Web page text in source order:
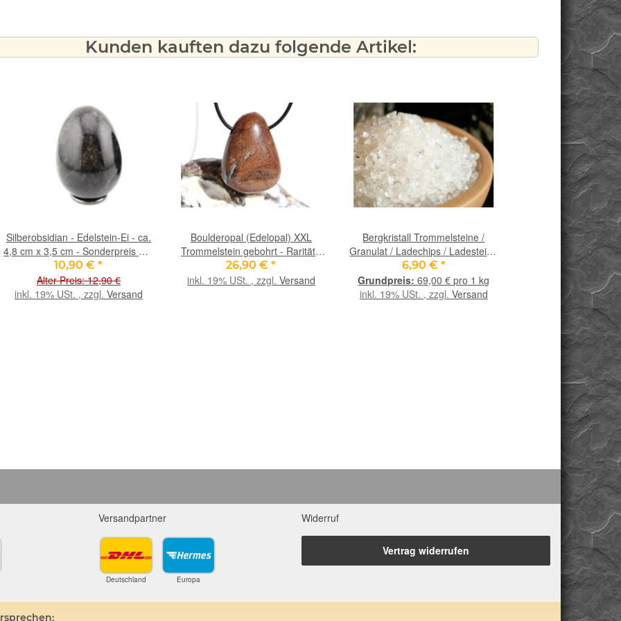
Kunden kauften dazu folgende Artikel:
Silberobsidian - Edelstein-Ei - ca.
4,8 cm x 3,5 cm - Sonderpreis wg.
Makel -
10,90 €*
Alter Preis: 12,90 €
inkl. 19% USt. , zzgl. Versand
Boulderopal (Edelopal) XXL
Trommelstein gebohrt - Rarität -
ca. 4 cm x 3 cm x 1,4 cm
26,90 €*
inkl. 19% USt. , zzgl. Versand
Bergkristall Trommelsteine /
Granulat / Ladechips / Ladesteine
- Gr. XXS - AA-Sonderqualität -
ca. 100 g
6,90 € *
69,00 € pro 1 kg
inkl. 19% USt. , zzgl. Versand
Bergkristall
Kristallstäbe
Sonderqualität - ca.
ca. 12-16
9,90 € *
inkl. 19% USt. ,
Versandpartner
Deutschland Europa
Widerruf
Vertrag widerrufen